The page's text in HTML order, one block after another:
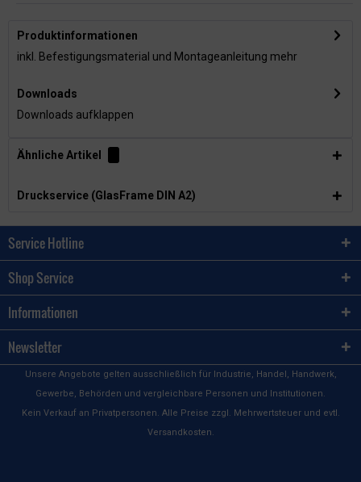
Produktinformationen
inkl. Befestigungsmaterial und Montageanleitung mehr
Downloads
Downloads aufklappen
Ähnliche Artikel
Druckservice (GlasFrame DIN A2)
Service Hotline
Shop Service
Informationen
Newsletter
Unsere Angebote gelten ausschließlich für Industrie, Handel, Handwerk,
Gewerbe, Behörden und vergleichbare Personen und Institutionen.
Kein Verkauf an Privatpersonen. Alle Preise zzgl. Mehrwertsteuer und evtl.
Versandkosten.